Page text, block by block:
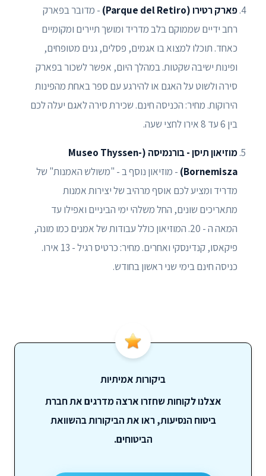
פארק רטירו (Parque del Retiro)
- מדובר בפארק
רחב ידיים שממוקם בלב מדריד ומושך תיירים ומקומיים
כאחד. תוכלו למצוא בו אגמים, פסלים, גנים מטופחים,
ופינות ישיבה שקטות. במהלך היום, אפשר לשכור בפארק
סירה ולשוט על האגם או להירגע עם ספר באחת מהפינות
הירוקות. מחיר: הכניסה חינם. שכירת סירה לאגם יעלה לכם
בין 6 עד 8 אירו לחצי שעה.
מוזיאון תיסן - בורנמיסה (Museo Thyssen-
Bornemisza) - מוזיאון נוסף ב - "משולש האמנות" של
מדריד ומציע לכם אוסף מרהיב של יצירות אמנות
מתאריכים שונים, החל משלהי ימי הביניים ואפילו עד
המאה ה - 20. המוזיאון כולל עבודות של אמנים כמו מונה,
פיקאסו, קנדינסקי ואחרים. מחיר: כרטיס רגיל - 13 אירו.
כניסה חינם בימי שני ראשון בחודש.
ביקורות אמיתיות
אצלנו לקוחות שחזרו ארצה מדרגים את חברת
ביטוח הנסיעות, ראו את הביקורות בהשוואת
הביטוחים.